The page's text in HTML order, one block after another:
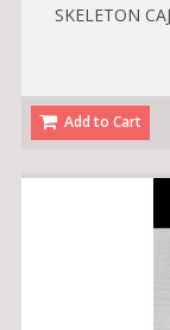
SKELETON
Add to Cart